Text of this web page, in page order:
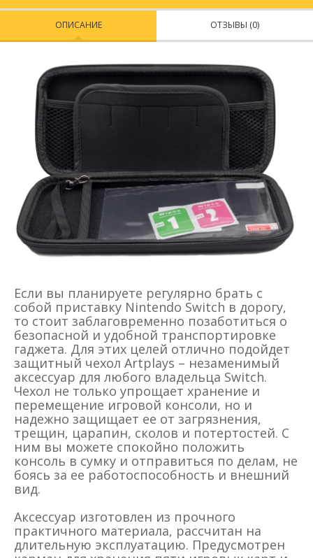
ОПИСАНИЕ ОТЗЫВЫ (0)
Если вы планируете регулярно брать с
собой приставку Nintendo Switch в дорогу,
то стоит заблаговременно позаботиться о
безопасной и удобной транспортировке
гаджета. Для этих целей отлично подойдет
защитный чехол Artplays – незаменимый
аксессуар для любого владельца Switch.
Чехол не только упрощает хранение и
перемещение игровой консоли, но и
надежно защищает ее от загрязнения,
трещин, царапин, сколов и потертостей. С
ним вы можете спокойно положить
консоль в сумку и отправиться по делам, не
боясь за ее работоспособность и внешний
вид.
Аксессуар изготовлен из прочного
практичного материала, рассчитан на
длительную эксплуатацию. Предусмотрен